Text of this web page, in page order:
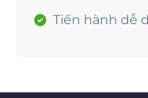
Tiến hành dễ